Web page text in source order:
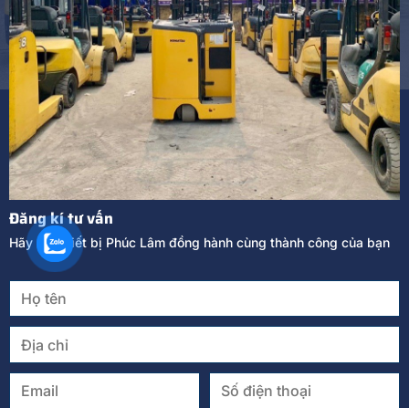
Đăng kí tư vấn
Hãy để Thiết bị Phúc Lâm đồng hành cùng thành công của bạn